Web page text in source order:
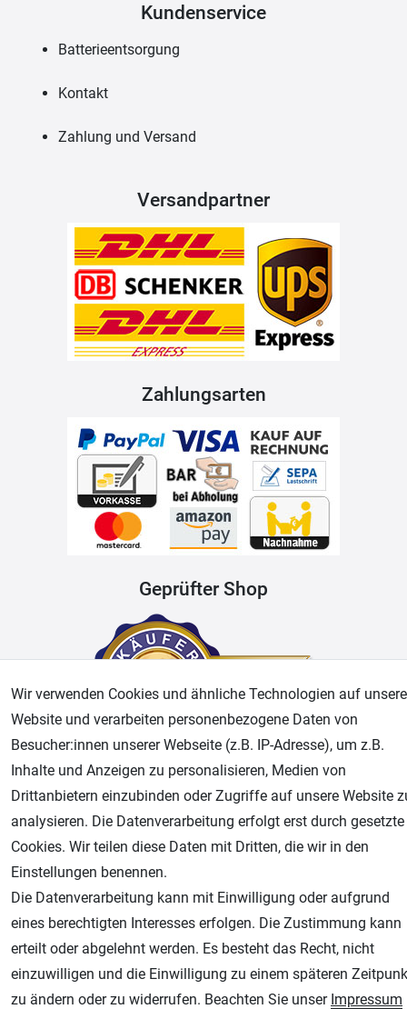
Kundenservice
Batterieentsorgung
Kontakt
Zahlung und Versand
Versandpartner
Zahlungsarten
Geprüfter Shop
AGB Widerrufsrecht Datenschutz Impressum
Unsere weiteren Shops:
Airbrush-City
Fachhandel für: Airbrushpistolen, Kompressoren, Airbrushfarben
Modellbau-City
Modellbau Shop
Plotter-City
Wir verwenden Cookies und ähnliche Technologien auf
Website und verarbeiten personenbezogene Daten von
Besucher:innen unserer Webseite (z.B. IP-Adresse), um z.B.
Inhalte und Anzeigen zu personalisieren, Medien von
Drittanbietern einzubinden oder Zugriffe auf unsere Website
analysieren. Die Datenverarbeitung erfolgt erst durch gesetzte
Cookies. Wir teilen diese Daten mit Dritten, die wir in den
Einstellungen benennen.
Die Datenverarbeitung kann mit Einwilligung oder aufgrund
eines berechtigten Interesses erfolgen. Die Zustimmung kann
erteilt oder abgelehnt werden. Es besteht das Recht, nicht
einzuwilligen und die Einwilligung zu einem späteren
zu ändern oder zu widerrufen. Beachten Sie unser Impressum